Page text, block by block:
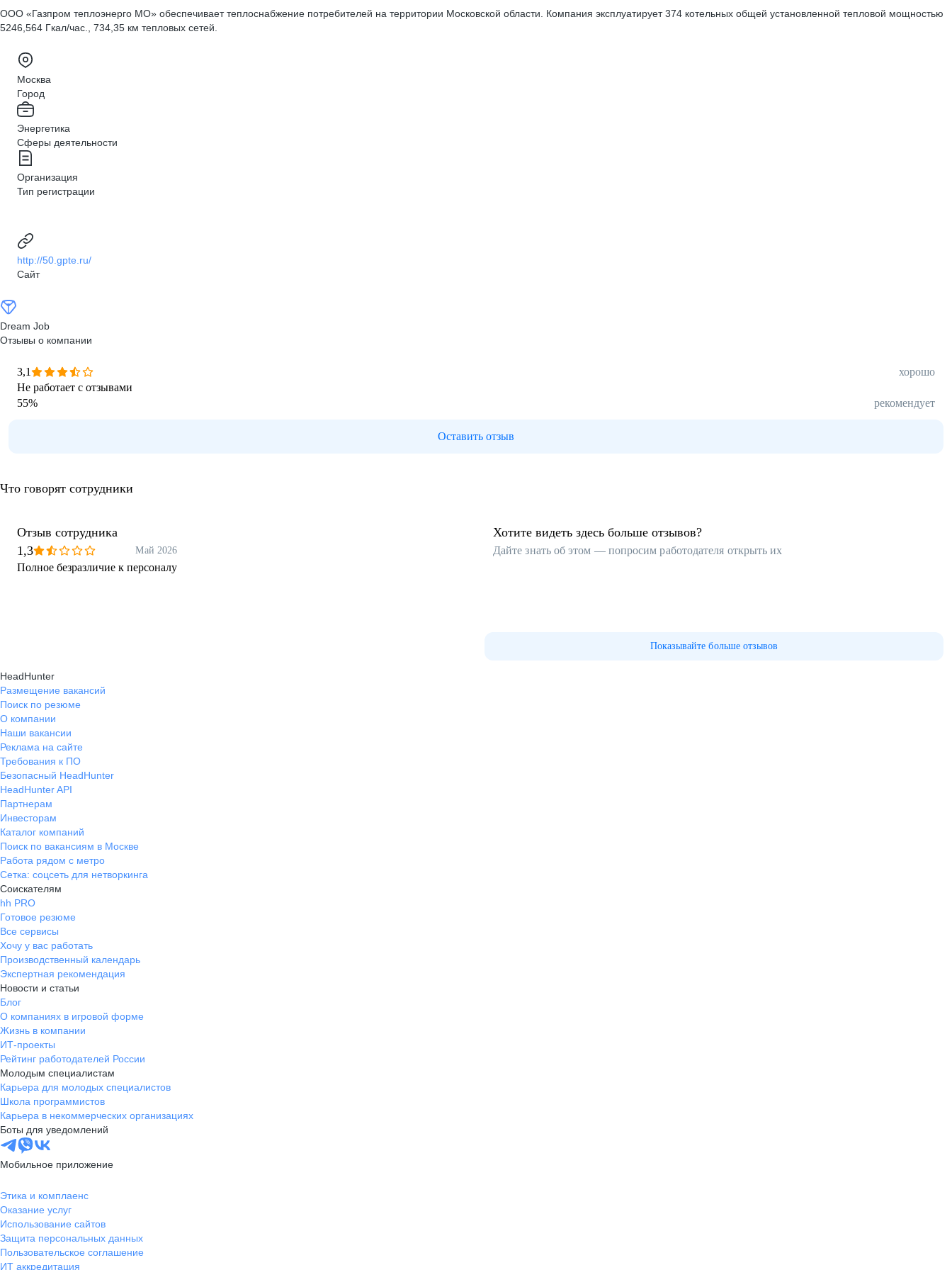
ООО «Газпром теплоэнерго МО» обеспечивает теплоснабжение потребителей на территории Московской области. Компания эксплуатирует 374 котельных общей установленной тепловой мощностью
5246,564 Гкал/час., 734,35 км тепловых сетей.
Москва
Город
Энергетика
Сферы деятельности
Организация
Тип регистрации
http://50.gpte.ru/
Сайт
Dream Job
Отзывы о компании
3,1
хорошо
Не работает с отзывами
55% рекомендует
Оставить отзыв
Что говорят сотрудники
Отзыв сотрудника
1,3
Май 2026
Полное безразличие к персоналу
Хотите видеть здесь больше отзывов?
Дайте знать об этом — попросим работодателя открыть их
Показывайте больше отзывов
HeadHunter
Размещение вакансий
Поиск по резюме
О компании
Наши вакансии
Реклама на сайте
Требования к ПО
Безопасный HeadHunter
HeadHunter API
Партнерам
Инвесторам
Каталог компаний
Поиск по вакансиям в Москве
Работа рядом с метро
Сетка: соцсеть для нетворкинга
Соискателям
hh PRO
Готовое резюме
Все сервисы
Хочу у вас работать
Производственный календарь
Экспертная рекомендация
Новости и статьи
Блог
О компаниях в игровой форме
Жизнь в компании
ИТ-проекты
Рейтинг работодателей России
Молодым специалистам
Карьера для молодых специалистов
Школа программистов
Карьера в некоммерческих организациях
Боты для уведомлений
Мобильное приложение
Этика и комплаенс
Оказание услуг
Использование сайтов
Защита персональных данных
Пользовательское соглашение
ИТ аккредитация